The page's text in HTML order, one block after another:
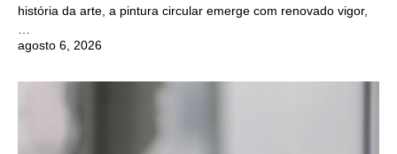
história da arte, a pintura circular emerge com renovado vigor,
agosto 6, 2026